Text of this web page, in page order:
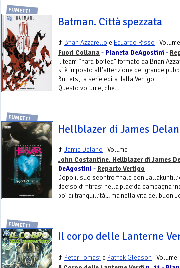
FUMETTI
Batman. Città spezzata
di Brian Azzarello e Eduardo Risso | Volume
Fuori Collana- Planeta DeAgostini -
Il team “hard-boiled” formato da Brian
si è imposto all’attenzione del grande
Bullets, la serie edita dalla Vertigo.
Questo volume, che...
FUMETTI
Hellblazer di James
diJamie Delano | Volume
John Costantine. Hellblazer di James
DeAgostini - Reparto Vertigo
Dopo il suo scontro finale con
deciso di ritirasi nella placida campagna
po' di tranquillità... ma nella vita del buon
FUMETTI
Il corpo delle Lanterne
di Peter Tomasi e Patrick Gleason | Volume